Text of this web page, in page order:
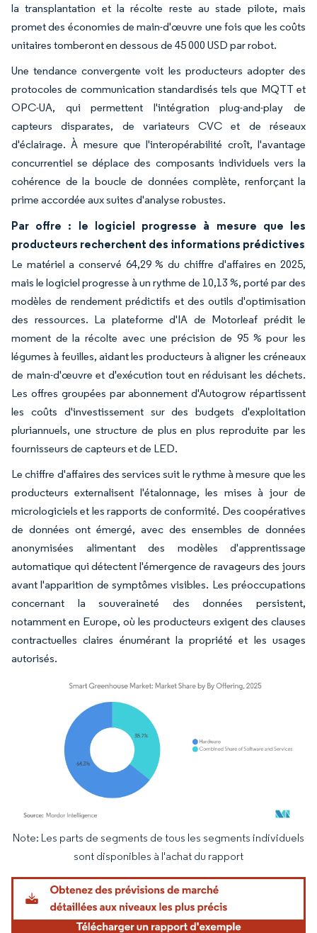
la transplantation et la récolte reste au stade pilote, mais
promet des économies de main-d'œuvre une fois que les coûts
unitaires tomberont en dessous de 45 000 USD par robot.
Une tendance convergente voit les producteurs adopter des
protocoles de communication standardisés tels que MQTT et
OPC-UA, qui permettent l'intégration plug-and-play de
capteurs disparates, de variateurs CVC et de réseaux
d'éclairage. À mesure que l'interopérabilité croît, l'avantage
concurrentiel se déplace des composants individuels vers la
cohérence de la boucle de données complète, renforçant la
prime accordée aux suites d'analyse robustes.
Par offre : le logiciel progresse à mesure que les
producteurs recherchent des informations prédictives
Le matériel a conservé 64,29 % du chiffre d'affaires en 2025,
mais le logiciel progresse à un rythme de 10,13 %, porté par des
modèles de rendement prédictifs et des outils d'optimisation
des ressources. La plateforme d'IA de Motorleaf prédit le
moment de la récolte avec une précision de 95 % pour les
légumes à feuilles, aidant les producteurs à aligner les créneaux
de main-d'œuvre et d'exécution tout en réduisant les déchets.
Les offres groupées par abonnement d'Autogrow répartissent
les coûts d'investissement sur des budgets d'exploitation
pluriannuels, une structure de plus en plus reproduite par les
fournisseurs de capteurs et de LED.
Le chiffre d'affaires des services suit le rythme à mesure que les
producteurs externalisent l'étalonnage, les mises à jour de
micrologiciels et les rapports de conformité. Des coopératives
de données ont émergé, avec des ensembles de données
anonymisées alimentant des modèles d'apprentissage
automatique qui détectent l'émergence de ravageurs des jours
avant l'apparition de symptômes visibles. Les préoccupations
concernant la souveraineté des données persistent,
notamment en Europe, où les producteurs exigent des clauses
contractuelles claires énumérant la propriété et les usages
autorisés.
Image © Mordor Intelligence. La réutilisation nécessite une attribution sous CC BY
Note: Les parts de segments de tous les segments individuels
sont disponibles à l'achat du rapport